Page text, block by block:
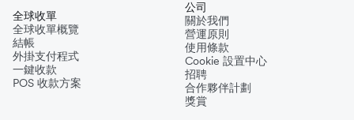
全球收單
全球收單概覽
結帳
外掛支付程式
一鍵收款
POS 收款方案
公司
關於我們
營運原則
使用條款
Cookie 設置中心
招聘
合作夥伴計劃
獎賞